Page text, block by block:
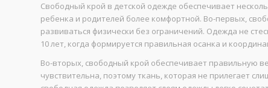
Свободный крой в детской одежде обеспечивает
ребенка и родителей более комфортной. Во-первых,
развиваться физически без ограничений. Одежда не
10 лет, когда формируется правильная осанка и
Во-вторых, свободный крой обеспечивает правильную
чувствительна, поэтому ткань, которая не прилегает